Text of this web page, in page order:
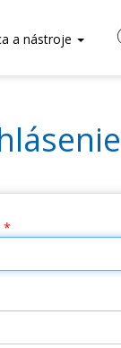
a nástroje